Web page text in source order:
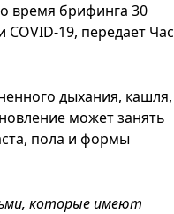
время брифинга 30
19, передает Час
дыхания, кашля,
может занять
пола и формы
которые имеют